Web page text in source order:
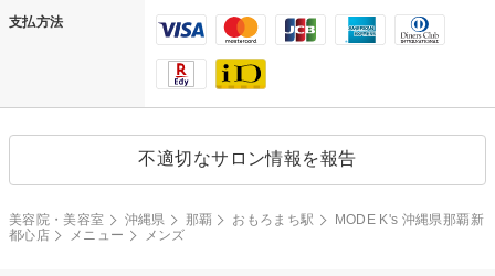
支払方法
不適切なサロン情報を報告
美容院・美容室 沖縄県 那覇 おもろまち駅
MODE K's 沖縄県那覇新
都心店
メニュー メンズ